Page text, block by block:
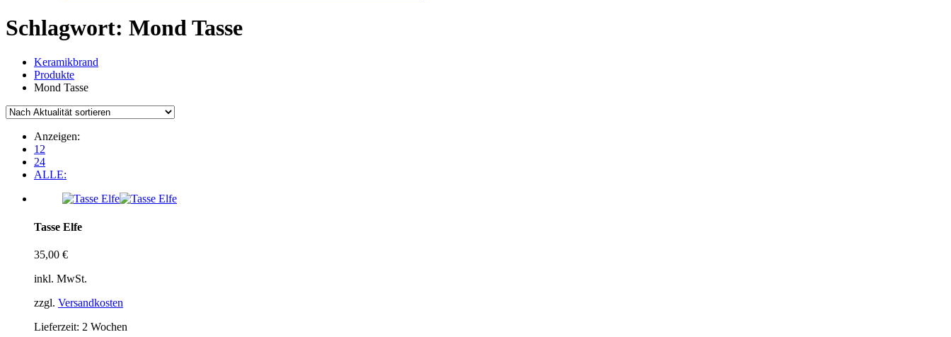
Schlagwort: Mond Tasse
Keramikbrand
Produkte
Mond Tasse
Anzeigen:
12
24
ALLE:
Tasse Elfe
35,00 €
inkl. MwSt.
zzgl. Versandkosten
Lieferzeit: 2 Wochen